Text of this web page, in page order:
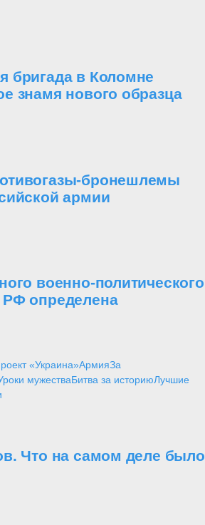
бригада в Коломне
знамя нового образца
бронешлемы
армии
военно-политического
определена
«Украина»АрмияЗа
мужестваБитва за историюЛучшие
Что на самом деле было